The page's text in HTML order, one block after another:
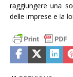
raggiungere una
delle imprese e la